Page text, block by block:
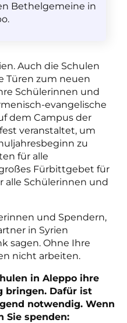
Bethelgemeine in
Auch die Schulen
Türen zum neuen
Schülerinnen und
evangelische
dem Campus der
veranstaltet, um
zu
für alle
Fürbittgebet für
alle Schülerinnen und
und Spendern,
in Syrien
sagen. Ohne Ihre
nicht arbeiten.
in Aleppo ihre
bringen. Dafür ist
notwendig. Wenn
Sie spenden: